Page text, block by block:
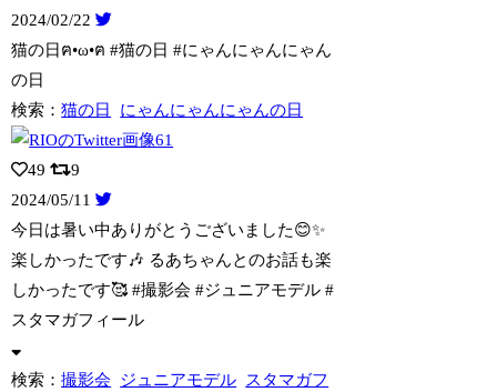
2024/02/22
猫の日ฅ•ω•ฅ #猫の日 #にゃんにゃんにゃん
の日
検索：猫の日 にゃんにゃんにゃんの日
49
9
2024/05/11
今日は暑い中ありがとうございました😊✨
楽しかったです🎶 るあちゃんとのお話も楽
しかったです🥰 #撮影会 #ジュニアモデル #
スタマガフィール
検索：撮影会 ジュニアモデル
スタマガフ